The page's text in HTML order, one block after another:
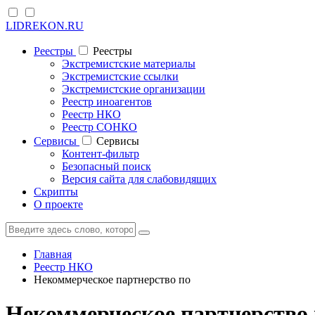
LIDREKON.RU
Реестры
Реестры
Экстремистские материалы
Экстремистские ссылки
Экстремистские организации
Реестр иноагентов
Реестр НКО
Реестр СОНКО
Cервисы
Cервисы
Контент-фильтр
Безопасный поиск
Версия сайта для слабовидящих
Скрипты
О проекте
Главная
Реестр НКО
Некоммерческое партнерство по